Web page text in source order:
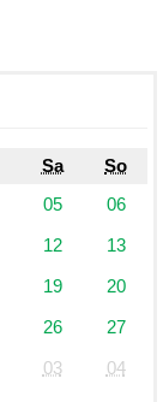
Sa
So
05
06
12
13
19
20
26
27
03 04